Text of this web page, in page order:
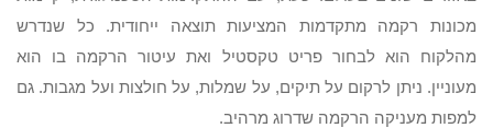
מכונות רקמה מתקדמות המציעות תוצאה ייחודית. כל שנדרש
מהלקוח הוא לבחור פריט טקסטיל ואת עיטור הרקמה בו הוא
מעוניין. ניתן לרקום על תיקים, על שמלות, על חולצות ועל מגבות. גם
למפות מעניקה הרקמה שדרוג מרהיב.